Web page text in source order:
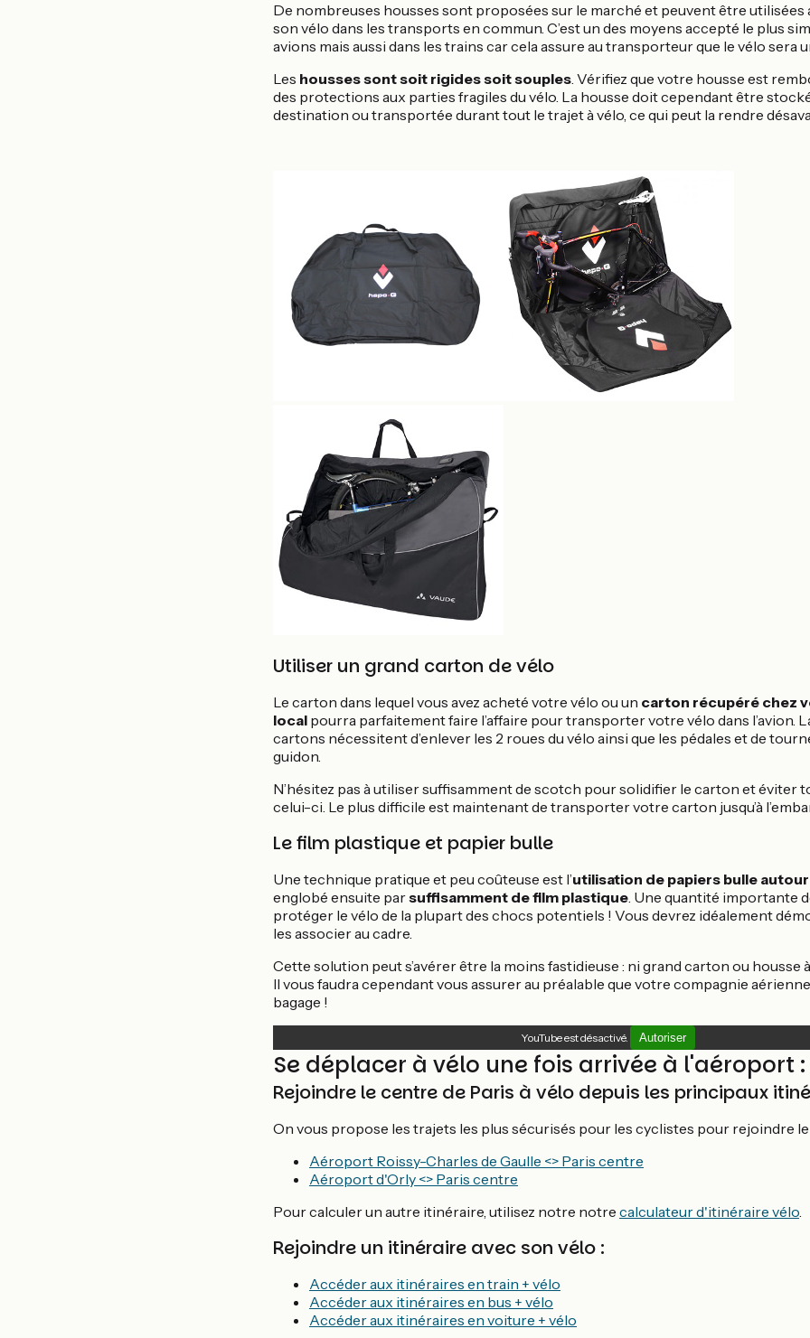
De nombreuses housses sont proposées sur le marché et peuvent être
son vélo dans les transports en commun. C’est un des moyens accepté le plus
avions mais aussi dans les trains car cela assure au transporteur que le vélo sera
Les housses sont soit rigides soit souples. Vérifiez que votre housse est
des protections aux parties fragiles du vélo. La housse doit cependant être
destination ou transportée durant tout le trajet à vélo, ce qui peut la rendre
Utiliser un grand carton de vélo
Le carton dans lequel vous avez acheté votre vélo ou un carton récupéré chez
local pourra parfaitement faire l’affaire pour transporter votre vélo dans l’avion.
cartons nécessitent d’enlever les 2 roues du vélo ainsi que les pédales et de
guidon.
N’hésitez pas à utiliser suffisamment de scotch pour solidifier le carton et éviter
celui-ci. Le plus difficile est maintenant de transporter votre carton jusqu’à
Le film plastique et papier bulle
Une technique pratique et peu coûteuse est l’utilisation de papiers bulle
englobé ensuite parsuffisamment de film plastique. Une quantité importante
protéger le vélo de la plupart des chocs potentiels ! Vous devrez idéalement
les associer au cadre.
Cette solution peut s’avérer être la moins fastidieuse : ni grand carton ou housse
Il vous faudra cependant vous assurer au préalable que votre compagnie
bagage !
YouTube est désactivé. Autoriser
Se déplacer à vélo une fois arrivée à l'aéroport :
Rejoindre le centre de Paris à vélo depuis les principaux
On vous propose les trajets les plus sécurisés pour les cyclistes pour rejoindre
Aéroport Roissy-Charles de Gaulle <> Paris centre
Aéroport d'Orly <> Paris centre
Pour calculer un autre itinéraire, utilisez notre notre calculateur d'itinéraire vélo.
Rejoindre un itinéraire avec son vélo :
Accéder aux itinéraires en train + vélo
Accéder aux itinéraires en bus + vélo
Accéder aux itinéraires en voiture + vélo